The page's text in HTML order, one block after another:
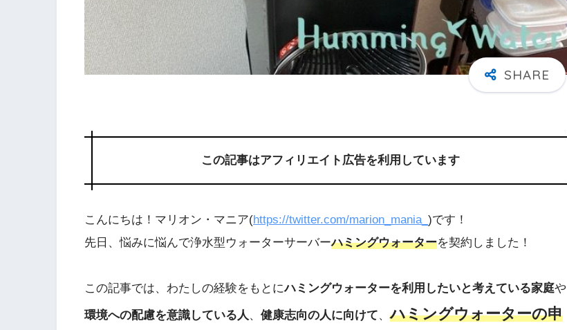
この記事はアフィリエイト広告を利用しています
こんにちは！マリオン・マニア(https://twitter.com/marion_mania_ )です！
先日、悩みに悩んで浄水型ウォーターサーバーハミングウォーターを契約しました！
この記事では、わたしの経験をもとにハミングウォーターを利用したいと考えている家庭や
環境への配慮を意識している人 、 健康志向の人に向けて、ハミングウォーターの申